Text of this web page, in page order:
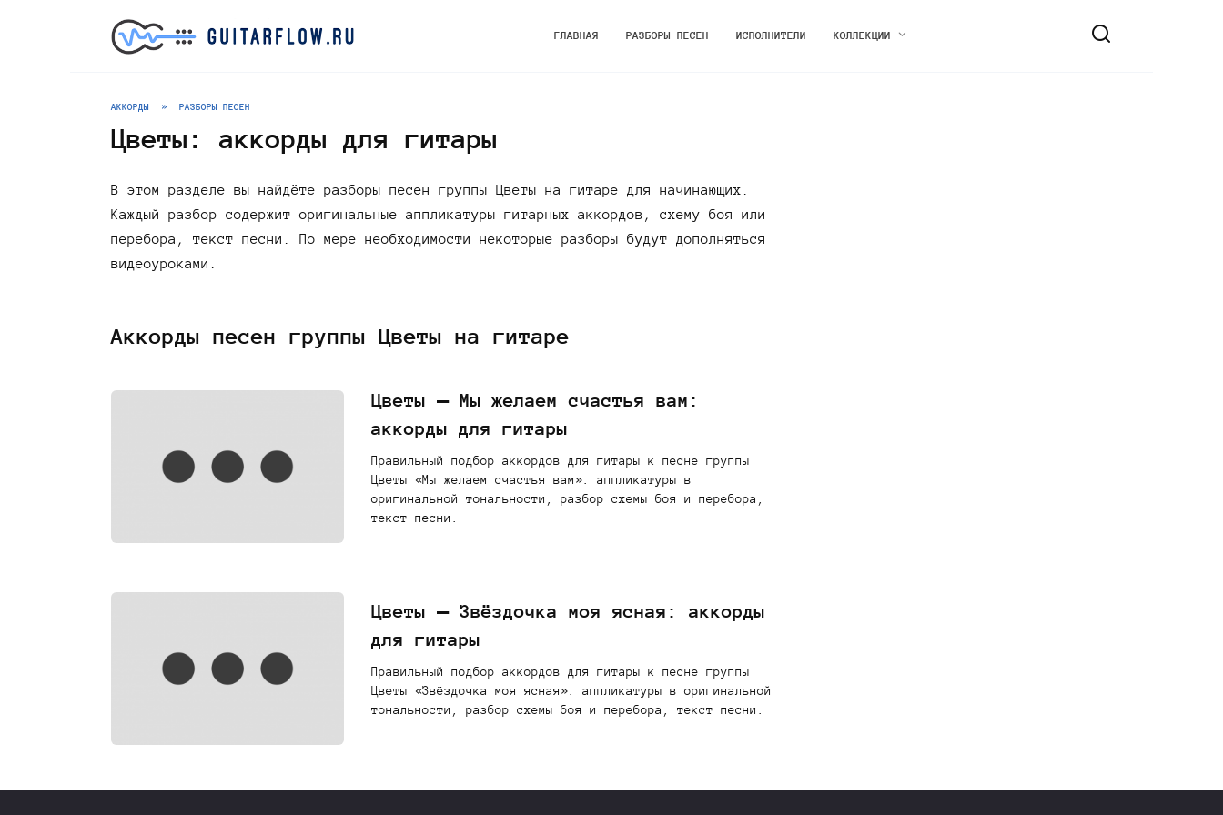
ГЛАВНАЯ РАЗБОРЫ ПЕСЕН ИСПОЛНИТЕЛИ КОЛЛЕКЦИИ
АККОРДЫ » РАЗБОРЫ ПЕСЕН
Цветы: аккорды для гитары
В этом разделе вы найдёте разборы песен группы Цветы на гитаре для начинающих.
Каждый разбор содержит оригинальные аппликатуры гитарных аккордов, схему боя или
перебора, текст песни. По мере необходимости некоторые разборы будут дополняться
видеоуроками.
Аккорды песен группы Цветы на гитаре
Цветы — Мы желаем счастья вам:
аккорды для гитары
Правильный подбор аккордов для гитары к песне группы
Цветы «Мы желаем счастья вам»: аппликатуры в
оригинальной тональности, разбор схемы боя и перебора,
текст песни.
Цветы — Звёздочка моя ясная: аккорды
для гитары
Правильный подбор аккордов для гитары к песне группы
Цветы «Звёздочка моя ясная»: аппликатуры в оригинальной
тональности, разбор схемы боя и перебора, текст песни.